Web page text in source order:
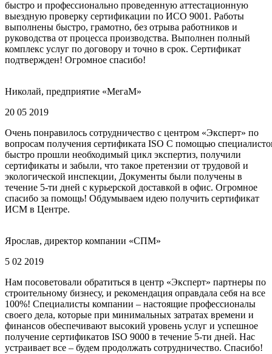
быстро и профессионально проведенную аттестационную
выездную проверку сертификации по ИСО 9001. Работы
выполнены быстро, грамотно, без отрыва работников и
руководства от процесса производства. Выполнен полный
комплекс услуг по договору и точно в срок. Сертификат
подтвержден! Огромное спасибо!
Николай, предприятие «МегаМ»
20 05 2019
Очень понравилось сотрудничество с центром «Эксперт» по
вопросам получения сертификата ISO С помощью
быстро прошли необходимый цикл экспертиз, получили
сертификаты и забыли, что такое претензии от трудовой и
экологической инспекции, Документы были получены в
течение 5-ти дней с курьерской доставкой в офис. Огромное
спасибо за помощь! Обдумываем идею получить сертификат
ИСМ в Центре.
Ярослав, директор компании «СПМ»
5 02 2019
Нам посоветовали обратиться в центр «Эксперт» партнеры по
строительному бизнесу, и рекомендация оправдала себя на все
100%! Специалисты компании – настоящие профессионалы
своего дела, которые при минимальных затратах времени и
финансов обеспечивают высокий уровень услуг и успешное
получение сертификатов ISO 9000 в течение 5-ти дней. Нас
устраивает все – будем продолжать сотрудничество. Спасибо!